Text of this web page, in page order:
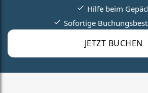
JETZT BUCHEN
Hilfe beim
Sofortige